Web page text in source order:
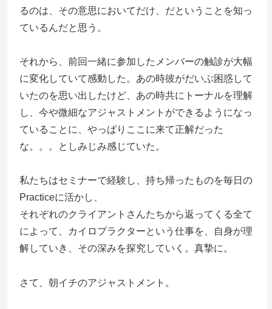
るのは、その意思においてだけ、だということを知っ
ているんだと思う。
それから、前回一緒に参加したメンバーの触診が大幅
に変化していて感動した。あの時彼がだいぶ困惑して
いたのを思い出したけど、あの時共にトーナルを理解
し、今や微細なアジャストメントができるようになっ
ていることに、やっぱりここに来て正解だった
な。。。としみじみ感じていた。
私たちはセミナーで経験し、持ち帰ったものを毎日の
Practiceに活かし、
それぞれのクライアントさんたちから返ってくる全て
によって、カイロプラクターという仕事を、自身が理
解していき、その深みを探究していく。真摯に。
さて、朝イチのアジャストメント。